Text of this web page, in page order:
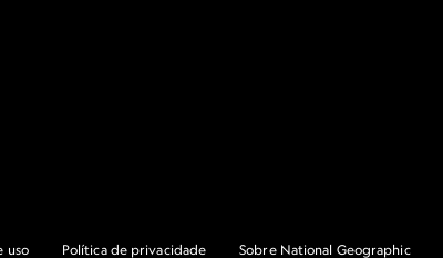
uso Política de privacidade Sobre National Geographic